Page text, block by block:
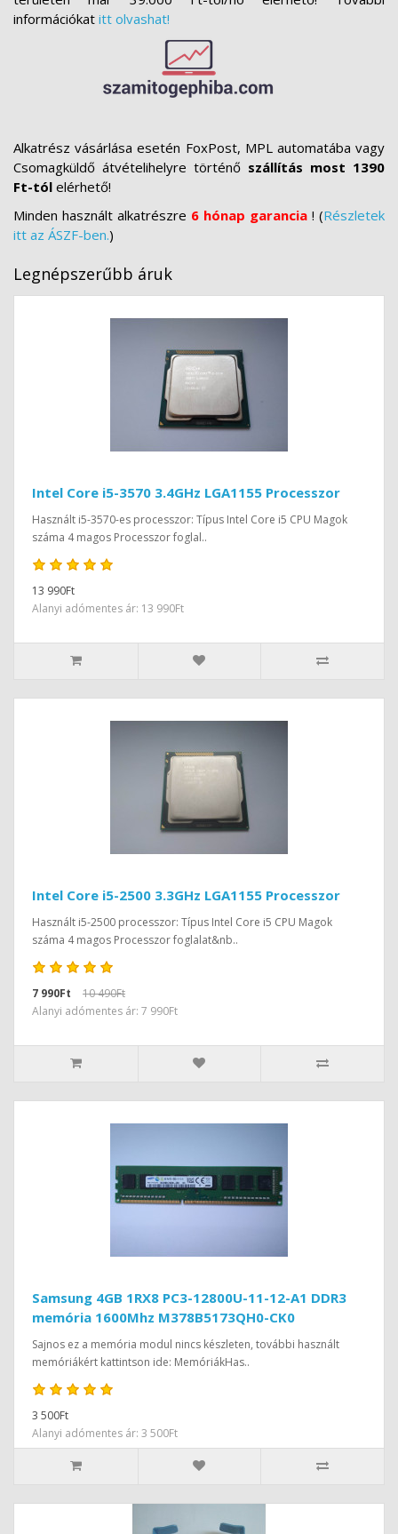
információkat itt olvashat!
Alkatrész vásárlása esetén FoxPost, MPL automatába vagy
Csomagküldő átvételihelyre történő szállítás most 1390
Ft-tól elérhető!
Minden használt alkatrészre 6 hónap garancia ! (Részletek
itt az ÁSZF-ben.)
Legnépszerűbb áruk
Intel Core i5-3570 3.4GHz LGA1155 Processzor
Használt i5-3570-es processzor: Típus Intel Core i5 CPU Magok
száma 4 magos Processzor foglal..
13 990Ft
Alanyi adómentes ár: 13 990Ft
Intel Core i5-2500 3.3GHz LGA1155 Processzor
Használt i5-2500 processzor: Típus Intel Core i5 CPU Magok
száma 4 magos Processzor foglalat&nb..
7 990Ft
10 490Ft
Alanyi adómentes ár: 7 990Ft
Samsung 4GB 1RX8 PC3-12800U-11-12-A1 DDR3
memória 1600Mhz M378B5173QH0-CK0
Sajnos ez a memória modul nincs készleten, további használt
memóriákért kattintson ide: MemóriákHas..
3 500Ft
Alanyi adómentes ár: 3 500Ft